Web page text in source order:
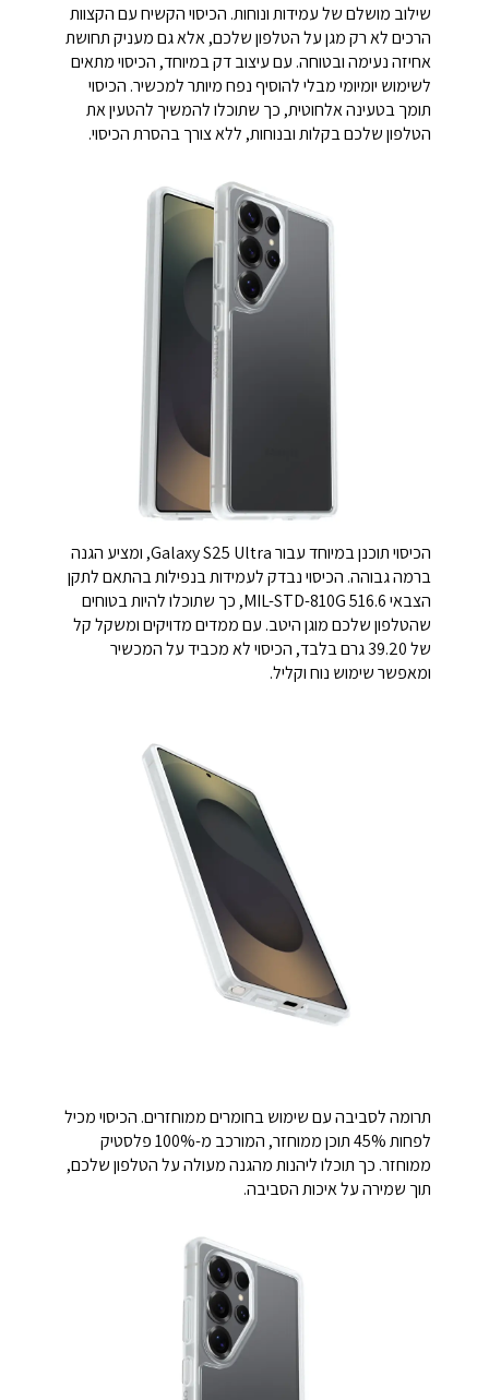
שילוב מושלם של עמידות ונוחות. הכיסוי הקשיח עם הקצוות
הרכים לא רק מגן על הטלפון שלכם, אלא גם מעניק תחושת
אחיזה נעימה ובטוחה. עם עיצוב דק במיוחד, הכיסוי מתאים
לשימוש יומיומי מבלי להוסיף נפח מיותר למכשיר. הכיסוי
תומך בטעינה אלחוטית, כך שתוכלו להמשיך להטעין את
הטלפון שלכם בקלות ובנוחות, ללא צורך בהסרת הכיסוי.
הכיסוי תוכנן במיוחד עבור Galaxy S25 Ultra, ומציע הגנה
ברמה גבוהה. הכיסוי נבדק לעמידות בנפילות בהתאם לתקן
הצבאי MIL-STD-810G 516.6, כך שתוכלו להיות בטוחים
שהטלפון שלכם מוגן היטב. עם ממדים מדויקים ומשקל קל
של 39.20 גרם בלבד, הכיסוי לא מכביד על המכשיר
ומאפשר שימוש נוח וקליל.
תרומה לסביבה עם שימוש בחומרים ממוחזרים. הכיסוי מכיל
לפחות 45% תוכן ממוחזר, המורכב מ-100% פלסטיק
ממוחזר. כך תוכלו ליהנות מהגנה מעולה על הטלפון שלכם,
תוך שמירה על איכות הסביבה.